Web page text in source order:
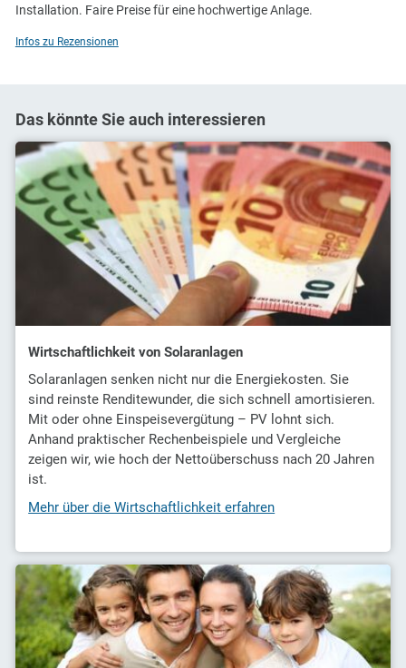
Installation. Faire Preise für eine hochwertige Anlage.
Infos zu Rezensionen
Das könnte Sie auch interessieren
Wirtschaftlichkeit von Solaranlagen
Solaranlagen senken nicht nur die Energiekosten. Sie
sind reinste Renditewunder, die sich schnell amortisieren.
Mit oder ohne Einspeisevergütung – PV lohnt sich.
Anhand praktischer Rechenbeispiele und Vergleiche
zeigen wir, wie hoch der Nettoüberschuss nach 20 Jahren
ist.
Mehr über die Wirtschaftlichkeit erfahren